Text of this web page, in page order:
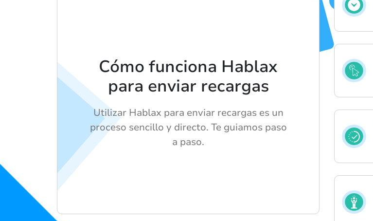
Cómo funciona Hablax
para enviar recargas
Utilizar Hablax para enviar recargas es un
proceso sencillo y directo. Te guiamos paso
a paso.